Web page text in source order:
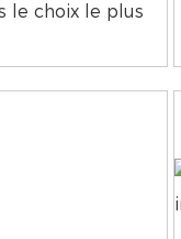
le choix le plus